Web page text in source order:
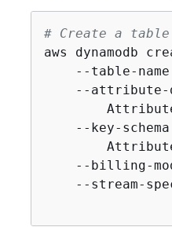
# Create a table
aws dynamodb
--table-
--
--key-schema
--billing-
--stream-